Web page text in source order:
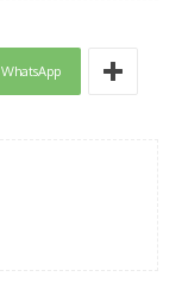
WhatsApp